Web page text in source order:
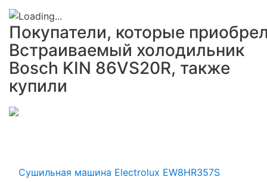
Покупатели, которые
Встраиваемый холодильник
Bosch KIN 86VS20R, также
купили